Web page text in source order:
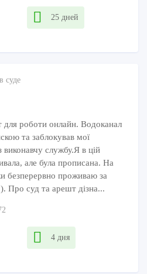
25 дней
суде
для роботи онлайн. Водоканал
та заблокував мої
виконавчу службу.Я в цій
але була прописана. На
безперервно проживаю за
Про суд та арешт дізна...
4 дня